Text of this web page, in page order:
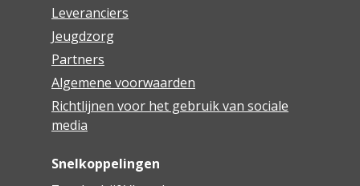
Leveranciers
Jeugdzorg
Partners
Algemene voorwaarden
Richtlijnen voor het gebruik van sociale
media
Snelkoppelingen